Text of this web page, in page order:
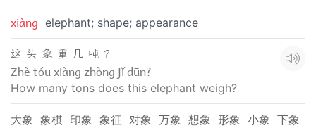
xiàng elephant; shape; appearance
这 头 象 重 几 吨 ？
Zhè tóu xiàng zhòng jǐ dūn?
How many tons does this elephant weigh?
大象 象棋 印象 象征 对象 万象 想象 形象 小象 下象